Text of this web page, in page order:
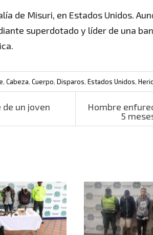
de Misuri, en Estados Unidos.
superdotado y líder de una
, Cabeza, Cuerpo, Disparos, Estados Unidos,
un joven
Hombre
5